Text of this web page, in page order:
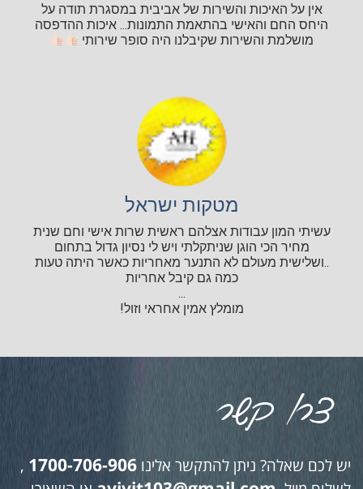
אין על האיכות והשירות של אביבית במסגרת תודה על
היחס החם והאישי בהתאמת התמונות... איכות ההדפסה
מושלמת והשירות שקיבלנו היה סופר שירותי
מטקות ישראל
עשיתי המון עבודות אצלהם ראשית שרות אישי וחם שנית
מחיר הכי הוגן שניתקלתי ויש לי נסיון גדול בתחום
..ושלישית מעולם לא התנער מאחריות כאשר היתה טעות
כמה גם קיבל אחריות
...
מומלץ אמין אחראי וזול!
יש לכם שאלה? ניתן להתקשר אלינו 1700-706-906
,